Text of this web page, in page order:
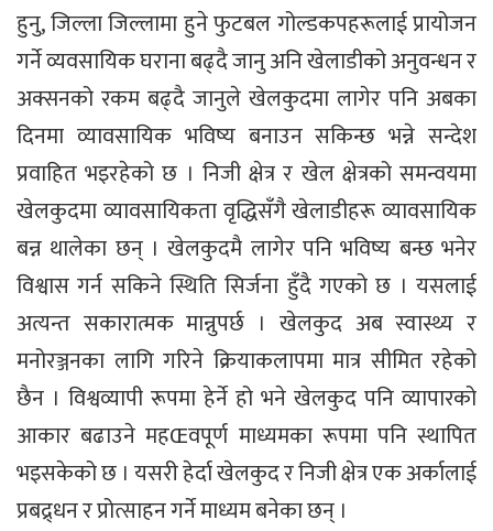
हुनु, जिल्ला जिल्लामा हुने फुटबल गोल्डकपहरूलाई प्रायोजन
गर्ने व्यवसायिक घराना बढ्दै जानु अनि खेलाडीको अनुवन्धन र
अक्सनको रकम बढ्दै जानुले खेलकुदमा लागेर पनि अबका
दिनमा व्यावसायिक भविष्य बनाउन सकिन्छ भन्ने सन्देश
प्रवाहित भइरहेको छ । निजी क्षेत्र र खेल क्षेत्रको समन्वयमा
खेलकुदमा व्यावसायिकता वृद्धिसँगै खेलाडीहरू व्यावसायिक
बन्न थालेका छन् । खेलकुदमै लागेर पनि भविष्य बन्छ भनेर
विश्वास गर्न सकिने स्थिति सिर्जना हुँदै गएको छ । यसलाई
अत्यन्त सकारात्मक मान्नुपर्छ । खेलकुद अब स्वास्थ्य र
मनोरञ्जनका लागि गरिने क्रियाकलापमा मात्र सीमित रहेको
छैन । विश्वव्यापी रूपमा हेर्ने हो भने खेलकुद पनि व्यापारको
आकार बढाउने महŒवपूर्ण माध्यमका रूपमा पनि स्थापित
भइसकेको छ । यसरी हेर्दा खेलकुद र निजी क्षेत्र एक अर्कालाई
प्रबद्र्धन र प्रोत्साहन गर्ने माध्यम बनेका छन् ।